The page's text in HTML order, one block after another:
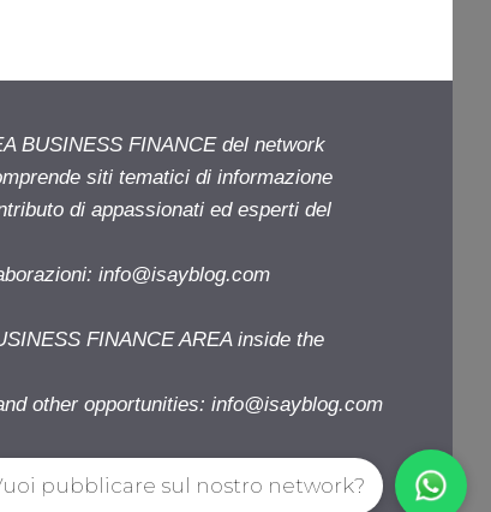
BUSINESS FINANCE del network
siti tematici di informazione
di appassionati ed esperti del
info@isayblog.com
FINANCE AREA inside the
other opportunities: info@isayblog.com
pubblicare sul nostro network?